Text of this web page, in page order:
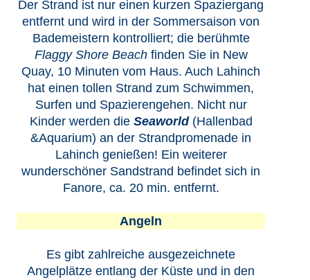
Der Strand ist nur einen kurzen Spaziergang
entfernt und wird in der Sommersaison von
Bademeistern kontrolliert; die berühmte
Flaggy Shore Beachfinden Sie in New
Quay, 10 Minuten vom Haus. Auch Lahinch
hat einen tollen Strand zum Schwimmen,
Surfen und Spazierengehen. Nicht nur
Kinder werden die Seaworld(Hallenbad
&Aquarium) an der Strandpromenade in
Lahinch genießen! Ein weiterer
wunderschöner Sandstrand befindet sich in
Fanore, ca. 20 min. entfernt.
Angeln
Es gibt zahlreiche ausgezeichnete
Angelplätze entlang der Küste und in den